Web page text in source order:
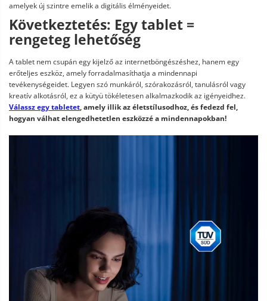
amelyek új szintre emelik a digitális élményeidet.
Következtetés: Egy tablet =
rengeteg lehetőség
A tablet nem csupán egy kijelző az internetböngészéshez, hanem egy
erőteljes eszköz, amely forradalmasíthatja a mindennapi
tevékenységeidet. Legyen szó munkáról, szórakozásról, tanulásról vagy
kreatív alkotásról, ez a kütyü tökéletesen alkalmazkodik az igényeidhez.
Válassz egy tabletet, amely illik az életstílusodhoz, és fedezd fel,
hogyan válhat elengedhetetlen eszközzé a mindennapokban!